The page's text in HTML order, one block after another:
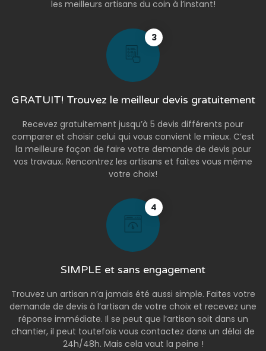
les meilleurs artisans du coin à l’instant!
3
GRATUIT! Trouvez le meilleur devis gratuitement
Recevez gratuitement jusqu’à 5 devis différents pour
comparer et choisir celui qui vous convient le mieux. C’est
la meilleure façon de faire votre demande de devis pour
vos travaux. Rencontrez les artisans et faites vous même
votre choix!
4
SIMPLE et sans engagement
Trouvez un artisan n’a jamais été aussi simple. Faites votre
demande de devis à l’artisan de votre choix et recevez une
réponse immédiate. Il se peut que l’artisan soit dans un
chantier, il peut toutefois vous contactez dans un délai de
24h/48h. Mais cela vaut la peine !